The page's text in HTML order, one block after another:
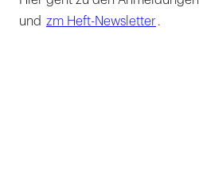
und zm Heft-Newsletter .